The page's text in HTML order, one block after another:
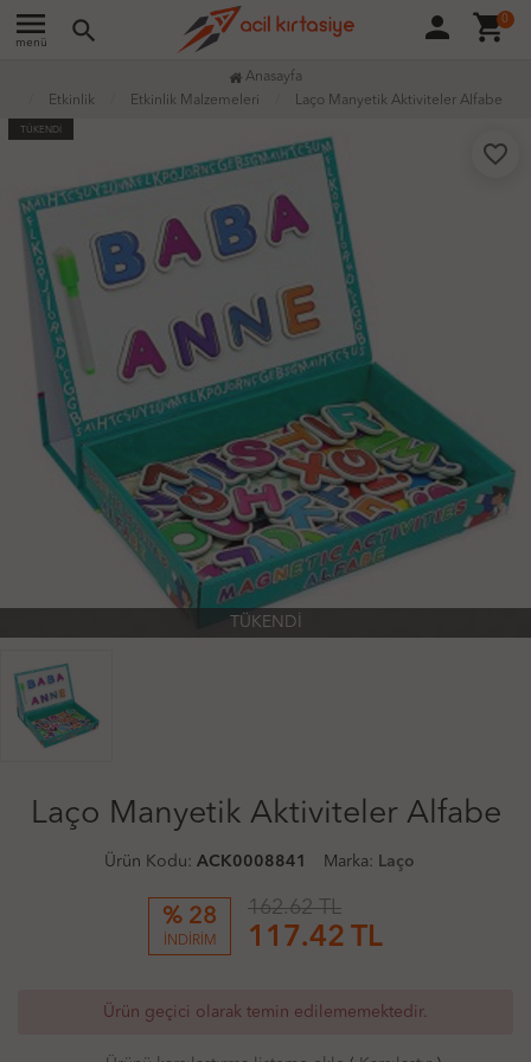
menu
menü search person shopping_cart
0
Anasayfa
Etkinlik
Etkinlik Malzemeleri Laço Manyetik Aktiviteler Alfabe
TÜKENDİ
favorite_border
TÜKENDİ
Laço Manyetik Aktiviteler Alfabe
Ürün Kodu: ACK0008841 Marka: Laço
% 28
İNDİRİM
162.62 TL
117.42 TL
Ürün geçici olarak temin edilememektedir.